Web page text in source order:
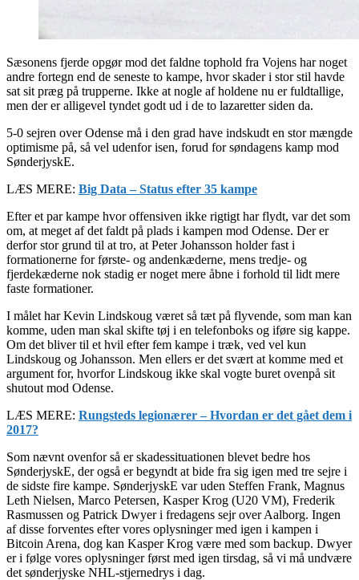
Sæsonens fjerde opgør mod det faldne tophold fra Vojens har noget
andre fortegn end de seneste to kampe, hvor skader i stor stil havde
sat sit præg på trupperne. Ikke at nogle af holdene nu er fuldtallige,
men der er alligevel tyndet godt ud i de to lazaretter siden da.
5-0 sejren over Odense må i den grad have indskudt en stor mængde
optimisme på, så vel udenfor isen, forud for søndagens kamp mod
SønderjyskE.
LÆS MERE: Big Data – Status efter 35 kampe
Efter et par kampe hvor offensiven ikke rigtigt har flydt, var det som
om, at meget af det faldt på plads i kampen mod Odense. Der er
derfor stor grund til at tro, at Peter Johansson holder fast i
formationerne for første- og andenkæderne, mens tredje- og
fjerdekæderne nok stadig er noget mere åbne i forhold til lidt mere
faste formationer.
I målet har Kevin Lindskoug været så tæt på flyvende, som man kan
komme, uden man skal skifte tøj i en telefonboks og iføre sig kappe.
Om det bliver til et hvil efter fem kampe i træk, ved vel kun
Lindskoug og Johansson. Men ellers er det svært at komme med et
argument for, hvorfor Lindskoug ikke skal vogte buret ovenpå sit
shutout mod Odense.
LÆS MERE: Rungsteds legionærer – Hvordan er det gået dem i
2017?
Som nævnt ovenfor så er skadessituationen blevet bedre hos
SønderjyskE, der også er begyndt at bide fra sig igen med tre sejre i
de sidste fire kampe. SønderjyskE var uden Steffen Frank, Magnus
Leth Nielsen, Marco Petersen, Kasper Krog (U20 VM), Frederik
Rasmussen og Patrick Dwyer i fredagens sejr over Aalborg. Ingen
af disse forventes efter vores oplysninger med igen i kampen i
Bitcoin Arena, dog kan Kasper Krog være med som backup. Dwyer
er i følge vores oplysninger først med igen tirsdag, så vi må undvære
det sønderjyske NHL-stjernedrys i dag.